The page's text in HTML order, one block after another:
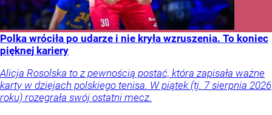
Polka wróciła po udarze i nie kryła wzruszenia. To koniec
pięknej kariery
Alicja Rosolska to z pewnością postać, która zapisała ważne
karty w dziejach polskiego tenisa. W piątek (tj. 7 sierpnia 2026
roku) rozegrała swój ostatni mecz.